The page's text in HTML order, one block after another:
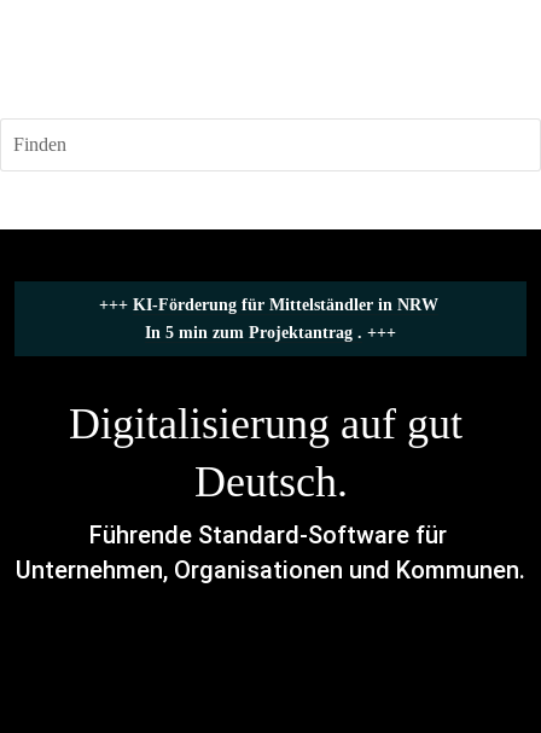
Finden
+++ KI-Förderung für Mittelständler in NRW
In 5 min zum Projektantrag . +++
Digitalisierung auf gut
Deutsch.
Führende Standard-Software für
Unternehmen, Organisationen und Kommunen.